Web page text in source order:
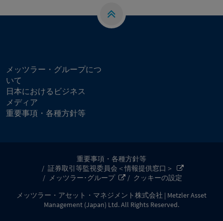
メッツラー・グループにつ
いて
日本におけるビジネス
メディア
重要事項・各種方針等
重要事項・各種方針等
証券取引等監視委員会＜情報提供窓口＞
メッツラー･グループ
クッキーの設定
メッツラー・アセット・マネジメント株式会社 | Metzler Asset
Management (Japan) Ltd. All Rights Reserved.